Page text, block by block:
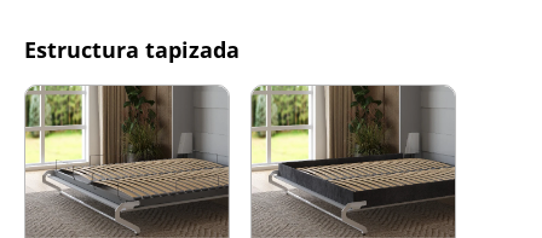
Estructura tapizada